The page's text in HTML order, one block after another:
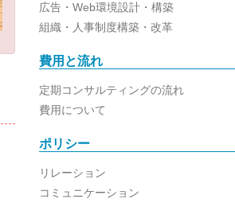
広告・Web環境設計・構築
組織・人事制度構築・改革
費用と流れ
定期コンサルティングの流れ
費用について
ポリシー
リレーション
コミュニケーション